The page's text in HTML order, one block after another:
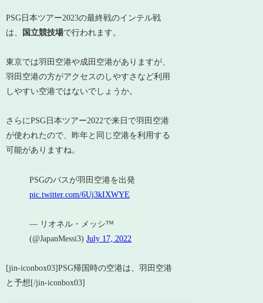
PSG日本ツアー2023の最終戦のインテル戦
は、
国立競技場で行われます。
東京では羽田空港や成田空港がありますが、
羽田空港の方がアクセスのしやすさなど利用
しやすい空港ではないでしょうか。
さらにPSG日本ツアー2022で来日で羽田空港
が使われたので、昨年と同じ空港を利用する
可能がありますね。
PSGのバスが羽田空港を出発
pic.twitter.com/6Uj3kIXWYE
— リオネル・メッシ™
(@JapanMessi3)July 17, 2022
[jin-iconbox03]PSG帰国時の空港は、羽田空港
と予想[/jin-iconbox03]